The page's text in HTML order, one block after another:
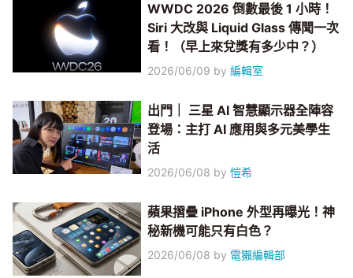
WWDC 2026 倒數最後 1 小時！
Siri 大改與 Liquid Glass 傳聞一次
看！（早上來兌獎有多少中？）
2026/06/09 by編輯室
出門｜ 三星 AI 智慧顯示器全陣容
登場：主打 AI 應用與多元美學生
活
2026/06/08 by愷希
蘋果摺疊 iPhone 外型再曝光！神
秘新機可能只有白色？
2026/06/08 by 電獺編輯部